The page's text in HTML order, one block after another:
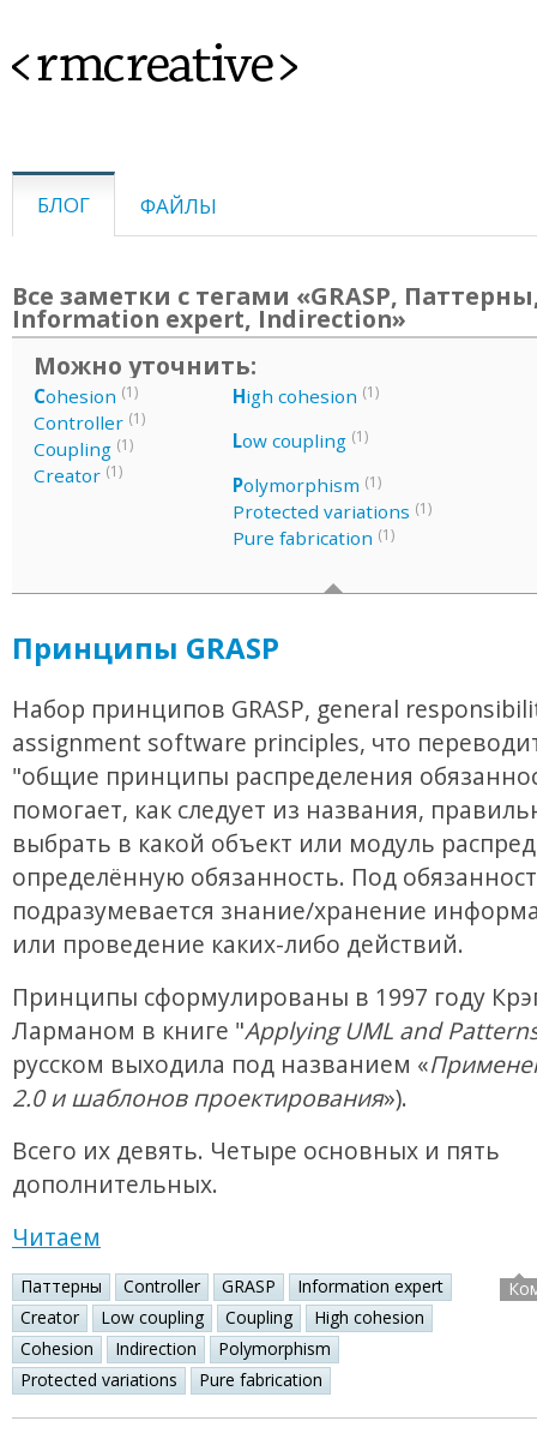
<rmcreative>
БЛОГ ФАЙЛЫ
Все заметки с тегами «GRASP,
Information expert, Indirection»
Можно уточнить:
Cohesion (1)
Controller (1)
Coupling (1)
Creator (1)
High cohesion (1)
Low coupling (1)
Polymorphism (1)
Protected variations (1)
Pure fabrication (1)
Принципы GRASP
Набор принципов GRASP, general
assignment software principles, что
"общие принципы распределения
помогает, как следует из названия,
выбрать в какой объект или модуль
определённую обязанность. Под
подразумевается знание/хранение
или проведение каких-либо действий.
Принципы сформулированы в 1997 году
Ларманом в книге "Applying UML and
русском выходила под названием «
2.0 и шаблонов проектирования»).
Всего их девять. Четыре основных и пять
дополнительных.
Читаем
Паттерны Controller GRASP
Information expert
Creator
Low coupling Coupling
High cohesion
Cohesion
Indirection
Polymorphism
Protected variations
Pure fabrication